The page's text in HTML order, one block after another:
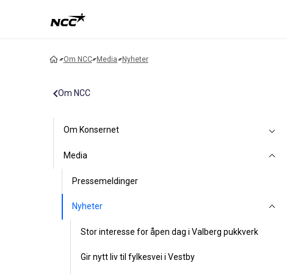
Om NCC Media Nyheter
Om NCC
Om Konsernet
Media
Pressemeldinger
Nyheter
Stor interesse for åpen dag i Valberg pukkverk
Gir nytt liv til fylkesvei i Vestby